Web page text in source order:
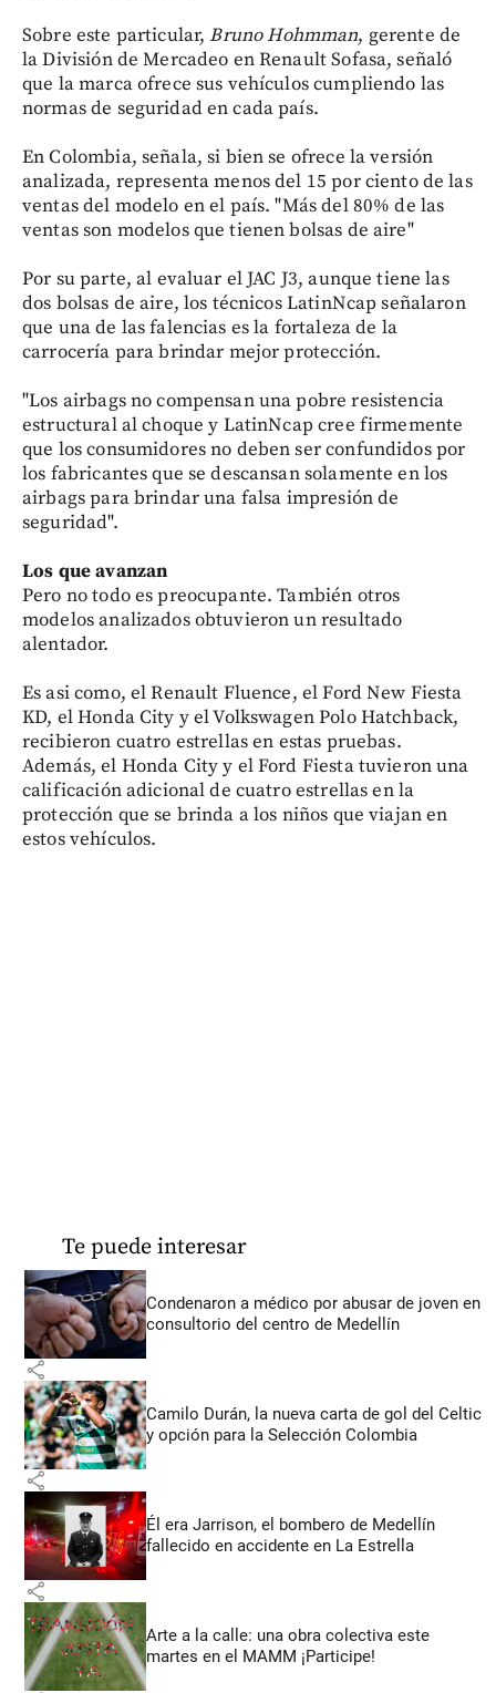
Sobre este particular,Bruno Hohmman, gerente de
la División de Mercadeo en Renault Sofasa, señaló
que la marca ofrece sus vehículos cumpliendo las
normas de seguridad en cada país.
En Colombia, señala, si bien se ofrece la versión
analizada, representa menos del 15 por ciento de las
ventas del modelo en el país. "Más del 80% de las
ventas son modelos que tienen bolsas de aire"
Por su parte, al evaluar el JAC J3, aunque tiene las
dos bolsas de aire, los técnicos LatinNcap señalaron
que una de las falencias es la fortaleza de la
carrocería para brindar mejor protección.
"Los airbags no compensan una pobre resistencia
estructural al choque y LatinNcap cree firmemente
que los consumidores no deben ser confundidos por
los fabricantes que se descansan solamente en los
airbags para brindar una falsa impresión de
seguridad".
Los que avanzan
Pero no todo es preocupante. También otros
modelos analizados obtuvieron un resultado
alentador.
Es asi como, el Renault Fluence, el Ford New Fiesta
KD, el Honda City y el Volkswagen Polo Hatchback,
recibieron cuatro estrellas en estas pruebas.
Además, el Honda City y el Ford Fiesta tuvieron una
calificación adicional de cuatro estrellas en la
protección que se brinda a los niños que viajan en
estos vehículos.
Te puede interesar
Condenaron a médico por abusar de joven en
consultorio del centro de Medellín
share
Camilo Durán, la nueva carta de gol del Celtic
y opción para la Selección Colombia
share
Él era Jarrison, el bombero de Medellín
fallecido en accidente en La Estrella
share
Arte a la calle: una obra colectiva este
martes en el MAMM ¡Participe!